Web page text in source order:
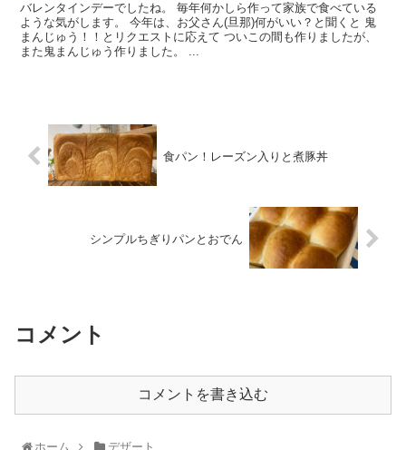
バレンタインデーでしたね。 毎年何かしら作って家族で食べている
ような気がします。 今年は、お父さん(旦那)何がいい？と聞くと 鬼
まんじゅう！！とリクエストに応えて ついこの間も作りましたが、
また鬼まんじゅう作りました。 ...
食パン！レーズン入りと煮豚丼
シンプルちぎりパンとおでん
コメント
コメントを書き込む
ホーム デザート